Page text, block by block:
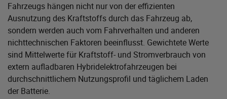
Fahrzeugs hängen nicht nur von der effizienten
Ausnutzung des Kraftstoffs durch das Fahrzeug ab,
sondern werden auch vom Fahrverhalten und anderen
nichttechnischen Faktoren beeinflusst. Gewichtete Werte
sind Mittelwerte für Kraftstoff- und Stromverbrauch von
extern aufladbaren Hybridelektrofahrzeugen bei
durchschnittlichem Nutzungsprofil und täglichem Laden
der Batterie.